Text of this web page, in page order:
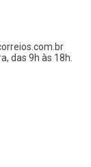
das 9h às 18h.